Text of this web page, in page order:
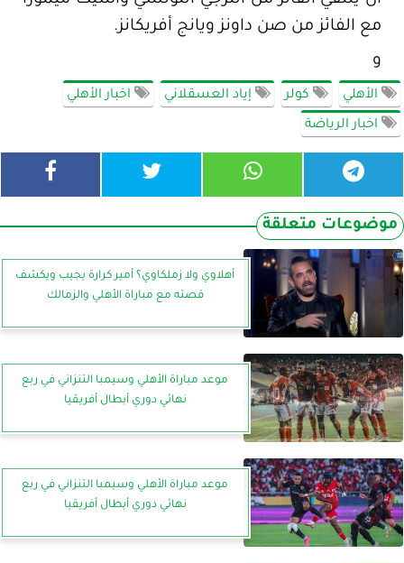
مع الفائز من صن داونز ويانج أفريكانز.
و
الأهلي كولر إياد العسقلاني اخبار الأهلي
اخبار الرياضة
موضوعات متعلقة
أهلاوي ولا زملكاوي؟ أمير كرارة يجيب ويكشف
قصته مع مباراة الأهلي والزمالك
موعد مباراة الأهلي وسيمبا التنزاني في ربع
نهائي دوري أبطال أفريقيا
موعد مباراة الأهلي وسيمبا التنزاني في ربع
نهائي دوري أبطال أفريقيا